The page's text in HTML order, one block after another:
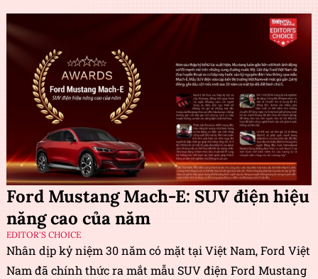
Ford Mustang Mach-E: SUV điện hiệu
năng cao của năm
EDITOR'S CHOICE
Nhân dịp kỷ niệm 30 năm có mặt tại Việt Nam, Ford Việt
Nam đã chính thức ra mắt mẫu SUV điện Ford Mustang